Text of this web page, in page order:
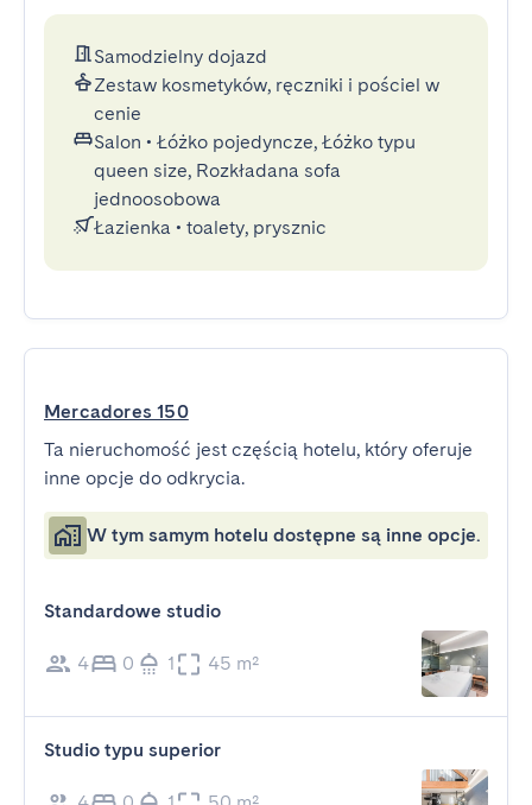
Samodzielny dojazd
Zestaw kosmetyków, ręczniki i pościel w
cenie
Salon • Łóżko pojedyncze, Łóżko typu
queen size, Rozkładana sofa
jednoosobowa
Łazienka • toalety, prysznic
Mercadores 150
Ta nieruchomość jest częścią hotelu, który oferuje
inne opcje do odkrycia.
W tym samym hotelu dostępne są inne opcje.
Standardowe studio
4 0 1 45 m²
Studio typu superior